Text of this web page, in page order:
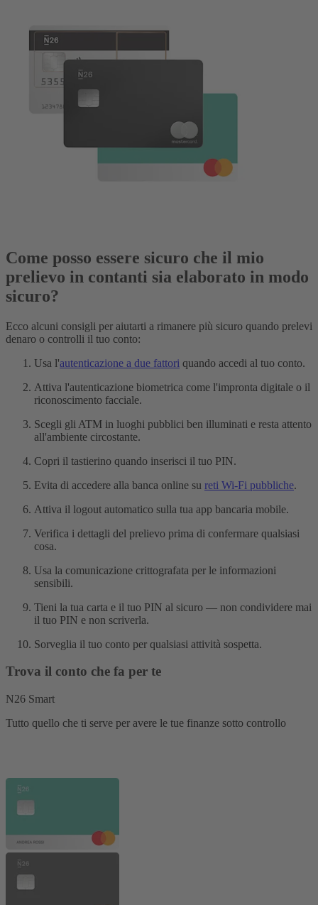
Come posso essere sicuro che il mio
prelievo in contanti sia elaborato in modo
sicuro?
Ecco alcuni consigli per aiutarti a rimanere più sicuro quando prelevi
denaro o controlli il tuo conto:
Usa l'autenticazione a due fattori quando accedi al tuo conto.
Attiva l'autenticazione biometrica come l'impronta digitale o il
riconoscimento facciale.
Scegli gli ATM in luoghi pubblici ben illuminati e resta attento
all'ambiente circostante.
Copri il tastierino quando inserisci il tuo PIN.
Evita di accedere alla banca online su reti Wi-Fi pubbliche.
Attiva il logout automatico sulla tua app bancaria mobile.
Verifica i dettagli del prelievo prima di confermare qualsiasi
cosa.
Usa la comunicazione crittografata per le informazioni
sensibili.
Tieni la tua carta e il tuo PIN al sicuro — non condividere mai
il tuo PIN e non scriverla.
Sorveglia il tuo conto per qualsiasi attività sospetta.
Trova il conto che fa per te
N26 Smart
Tutto quello che ti serve per avere le tue finanze sotto controllo